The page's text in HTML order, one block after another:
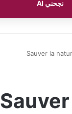
نجحني AI
Sauver la